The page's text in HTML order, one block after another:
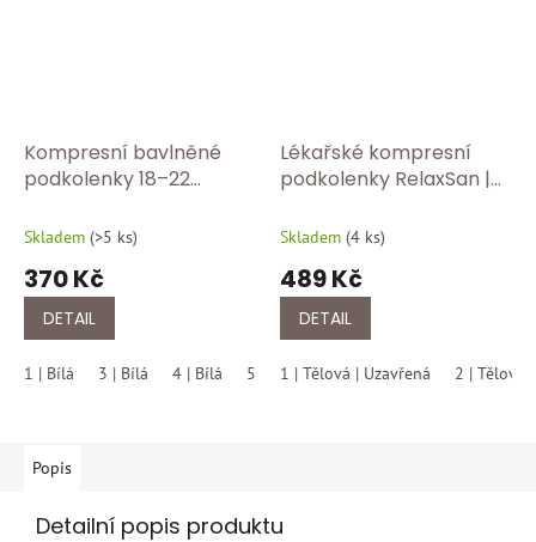
Kompresní bavlněné
podkolenky 18–22
komprese pro zdravé
Skladem (>5 ks)
370 Kč
DETAIL
1 | Bílá 3 | Bílá 4 | Bílá 5 | Bílá 6 | Bílá
Lékařské kompresní
podkolenky RelaxSan |
Mikrovlákno ✅ 2150
Skladem (4 ks)
489 Kč
DETAIL
1 | Tělová | Uzavřená 2 | Tělová
Popis
Detailní popis produktu